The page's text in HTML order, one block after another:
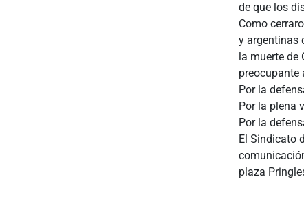
de que los
Como
y argentinas
la muerte
preocupante
Por la
Por la plena
Por la
El Sindicato
plaza